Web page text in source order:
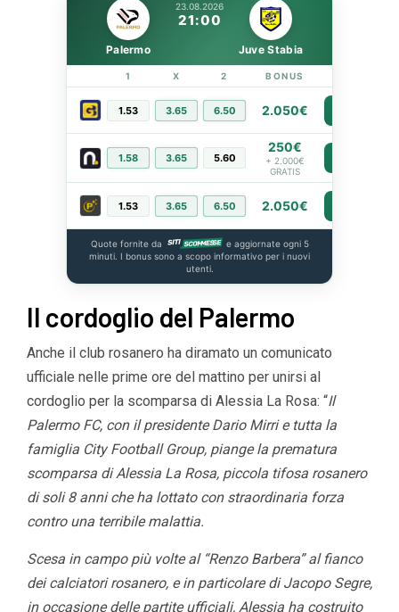
23.08.2026
21:00
Palermo Juve Stabia
1 X 2 BONUS
1.53 3.65 6.50 2.050€
1.58 3.65 5.60
250€
+ 2.000€
GRATIS
1.53 3.65 6.50 2.050€
Quote fornite da
e aggiornate ogni 5
minuti. I bonus sono a scopo informativo per i nuovi
utenti.
Il cordoglio del Palermo
Anche il club rosanero ha diramato un comunicato
ufficiale nelle prime ore del mattino per unirsi al
cordoglio per la scomparsa di Alessia La Rosa: “Il
Palermo FC, con il presidente Dario Mirri e tutta la
famiglia City Football Group, piange la prematura
scomparsa di Alessia La Rosa, piccola tifosa rosanero
di soli 8 anni che ha lottato con straordinaria forza
contro una terribile malattia.
Scesa in campo più volte al “Renzo Barbera” al fianco
dei calciatori rosanero, e in particolare di Jacopo Segre,
in occasione delle partite ufficiali, Alessia ha costruito